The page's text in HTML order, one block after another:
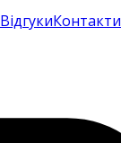
ВідгукиКонтакти